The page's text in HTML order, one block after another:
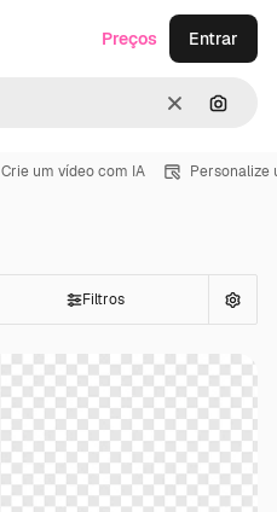
Limpar
Preços Entrar
Crie um vídeo com IA Personalize
Filtros